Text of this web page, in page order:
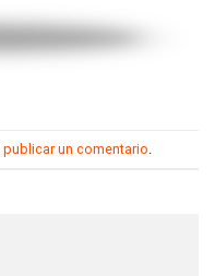
publicar un comentario